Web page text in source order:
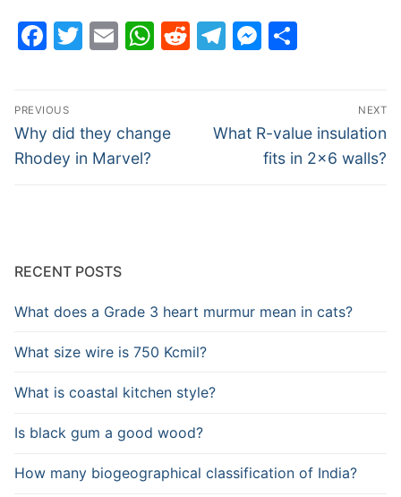
Facebook
Twitter
EmailWhatsApp
Reddit
Telegram
Post
navigation
PREVIOUS
Previous
post:
Why did they change
Rhodey in Marvel?
NEXT
Next
What R-value insulation
fits in 2×6 walls?
RECENT POSTS
What does a Grade 3 heart murmur mean in cats?
What size wire is 750 Kcmil?
What is coastal kitchen style?
Is black gum a good wood?
How many biogeographical classification of India?